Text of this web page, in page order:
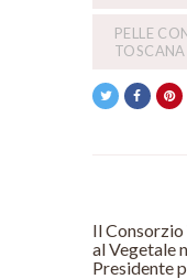
PELLE
TOSCANA
Il
al Vegetale
Presidente